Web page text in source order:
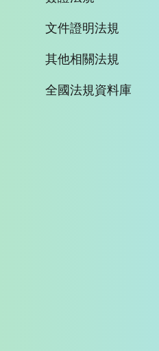
文件證明法規
其他相關法規
全國法規資料庫